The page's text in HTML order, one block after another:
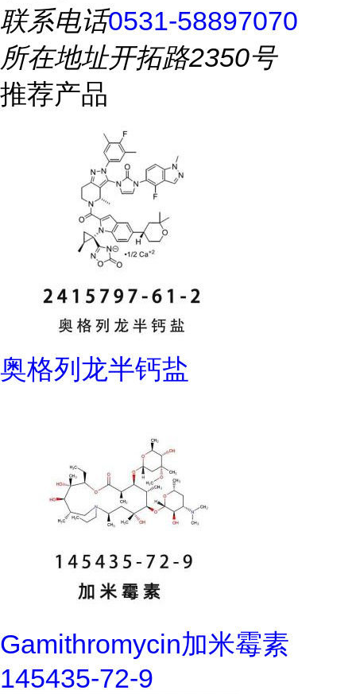
联系电话0531-58897070
所在地址开拓路2350号
推荐产品
奥格列龙半钙盐
Gamithromycin加米霉素
145435-72-9